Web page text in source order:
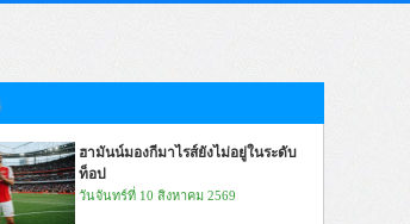
ฮามันน์มองกีมาไรส์ยังไม่อยู่ในระดับ
ท็อป
วันจันทร์ที่ 10 สิงหาคม 2569